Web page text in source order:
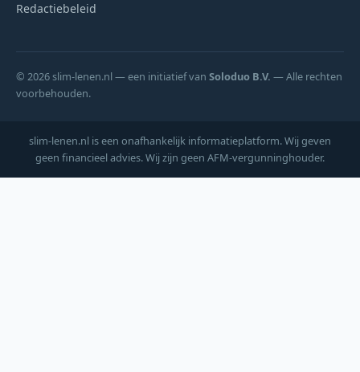
Redactiebeleid
© 2026 slim-lenen.nl — een initiatief van Soloduo B.V. — Alle rechten
voorbehouden.
slim-lenen.nl is een onafhankelijk informatieplatform. Wij geven
geen financieel advies. Wij zijn geen AFM-vergunninghouder.